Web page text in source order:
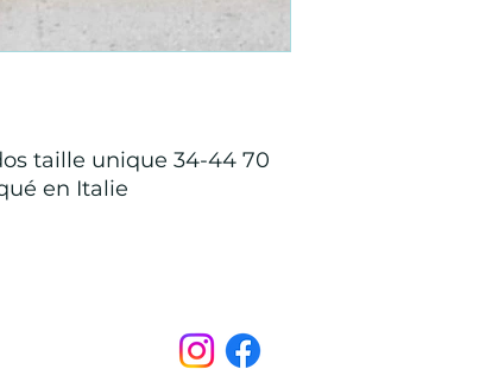
taille unique 34-44 70
en Italie